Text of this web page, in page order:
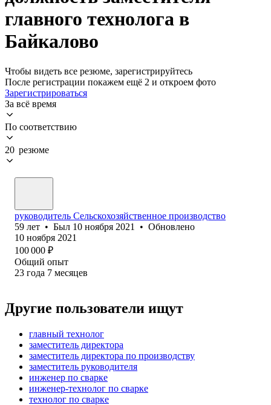
главного технолога в
Байкалово
Чтобы видеть все резюме, зарегистрируйтесь
После регистрации покажем ещё 2 и откроем фото
Зарегистрироваться
За всё время
По соответствию
20 резюме
руководитель Сельскохозяйственное производство
59 лет • Был 10 ноября 2021 • Обновлено
10 ноября 2021
100 000 ₽
Общий опыт
23 года 7 месяцев
Другие пользователи ищут
главный технолог
заместитель директора
заместитель директора по производству
заместитель руководителя
инженер по сварке
инженер-технолог по сварке
технолог по сварке